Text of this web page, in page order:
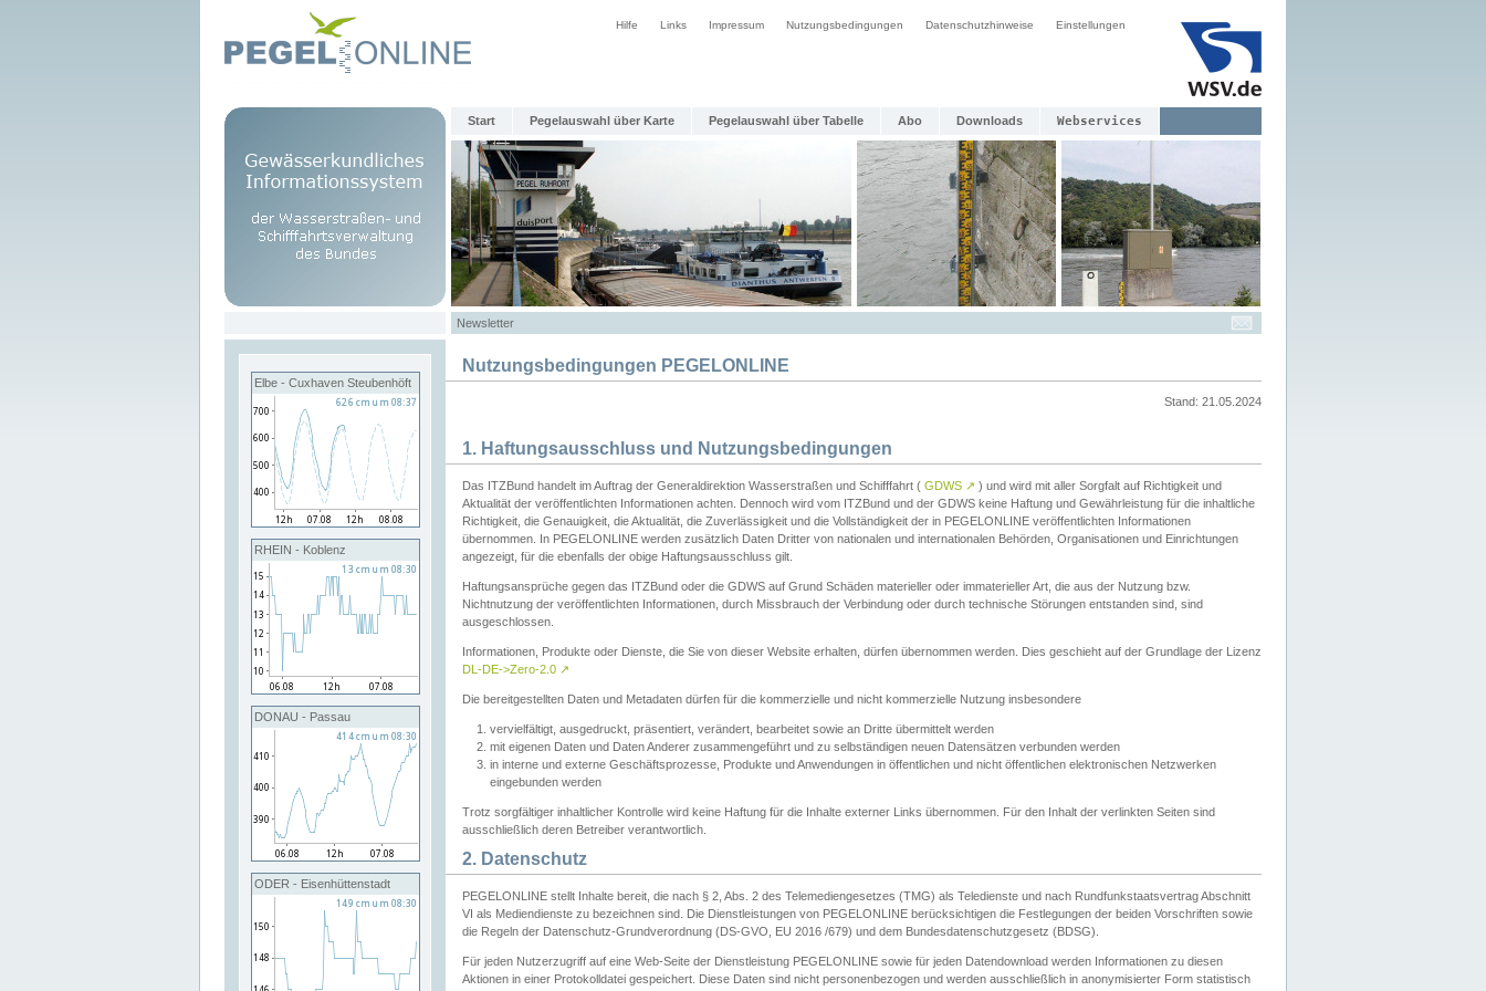
Hilfe Links Impressum Nutzungsbedingungen Datenschutzhinweise Einstellungen
Start Pegelauswahl über Karte Pegelauswahl über Tabelle Abo Downloads Webservices
Newsletter
Elbe - Cuxhaven Steubenhöft
RHEIN - Koblenz
DONAU - Passau
ODER - Eisenhüttenstadt
Nutzungsbedingungen PEGELONLINE
Stand: 21.05.2024
1. Haftungsausschluss und Nutzungsbedingungen
Das ITZBund handelt im Auftrag der Generaldirektion Wasserstraßen und Schifffahrt ( GDWS ↗ ) und wird mit aller Sorgfalt auf Richtigkeit und
Aktualität der veröffentlichten Informationen achten. Dennoch wird vom ITZBund und der GDWS keine Haftung und Gewährleistung für die inhaltliche
Richtigkeit, die Genauigkeit, die Aktualität, die Zuverlässigkeit und die Vollständigkeit der in PEGELONLINE veröffentlichten Informationen
übernommen. In PEGELONLINE werden zusätzlich Daten Dritter von nationalen und internationalen Behörden, Organisationen und Einrichtungen
angezeigt, für die ebenfalls der obige Haftungsausschluss gilt.
Haftungsansprüche gegen das ITZBund oder die GDWS auf Grund Schäden materieller oder immaterieller Art, die aus der Nutzung bzw.
Nichtnutzung der veröffentlichten Informationen, durch Missbrauch der Verbindung oder durch technische Störungen entstanden sind, sind
ausgeschlossen.
Informationen, Produkte oder Dienste, die Sie von dieser Website erhalten, dürfen übernommen werden. Dies geschieht auf der Grundlage der Lizenz
DL-DE->Zero-2.0 ↗
Die bereitgestellten Daten und Metadaten dürfen für die kommerzielle und nicht kommerzielle Nutzung insbesondere
vervielfältigt, ausgedruckt, präsentiert, verändert, bearbeitet sowie an Dritte übermittelt werden
mit eigenen Daten und Daten Anderer zusammengeführt und zu selbständigen neuen Datensätzen verbunden werden
in interne und externe Geschäftsprozesse, Produkte und Anwendungen in öffentlichen und nicht öffentlichen elektronischen Netzwerken
eingebunden werden
Trotz sorgfältiger inhaltlicher Kontrolle wird keine Haftung für die Inhalte externer Links übernommen. Für den Inhalt der verlinkten Seiten sind
ausschließlich deren Betreiber verantwortlich.
2. Datenschutz
PEGELONLINE stellt Inhalte bereit, die nach § 2, Abs. 2 des Telemediengesetzes (TMG) als Teledienste und nach Rundfunkstaatsvertrag Abschnitt
VI als Mediendienste zu bezeichnen sind. Die Dienstleistungen von PEGELONLINE berücksichtigen die Festlegungen der beiden Vorschriften sowie
die Regeln der Datenschutz-Grundverordnung (DS-GVO, EU 2016 /679) und dem Bundesdatenschutzgesetz (BDSG).
Für jeden Nutzerzugriff auf eine Web-Seite der Dienstleistung PEGELONLINE sowie für jeden Datendownload werden Informationen zu diesen
Aktionen in einer Protokolldatei gespeichert. Diese Daten sind nicht personenbezogen und werden ausschließlich in anonymisierter Form statistisch